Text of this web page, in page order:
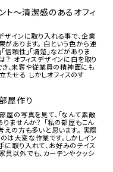
ト～清潔感のあるオフィ
ザインに取り入れる事で、企業
があります。 白という色から連
信頼性」「清楚」などがありま
？ オフィスデザインに白を取り
、来客や従業員の精神面にも
たせる しかしオフィスのす
屋作り
屋の写真を見て、「なんて素敵
りませんか？ 「私の部屋もこん
えの方も多いと思います。 実際
は大変な作業です。しかしイン
に取り入れて、お好みのテイス
具以外でも、カーテンやクッシ